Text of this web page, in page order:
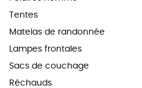
Tentes
Matelas de randonnée
Lampes frontales
Sacs de couchage
Réchauds